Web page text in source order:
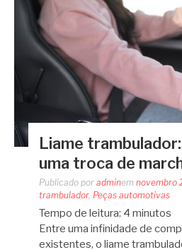
Liame
uma troca de
Publicado por adminem novembro
trambulador, Peças automotivas
Tempo de leitura: 4 minutos
Entre uma infinidade de
existentes, o liame